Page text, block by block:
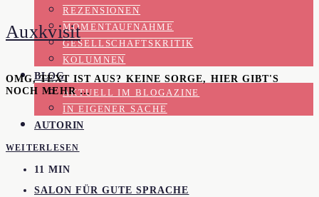
REZENSIONEN
MOMENTAUFNAHME
GESELLSCHAFTSKRITIK
KOLUMNEN
BLOG
AKTUELL IM BLOGAZINE
IN EIGENER SACHE
AUTORIN
Auxkvisit
OMG, TEXT IST AUS? KEINE SORGE, HIER GIBT'S
NOCH MEHR …
WEITERLESEN
11 MIN
SALON FÜR GUTE SPRACHE